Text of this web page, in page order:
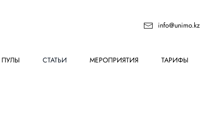
info@unimo.kz
ПУЛЫ СТАТЬИ МЕРОПРИЯТИЯ ТАРИФЫ